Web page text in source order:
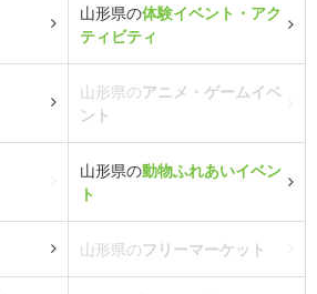
山形県の体験イベント・アク
ティビティ
山形県のアニメ・ゲームイベ
ント
山形県の動物ふれあいイベン
ト
山形県のフリーマーケット